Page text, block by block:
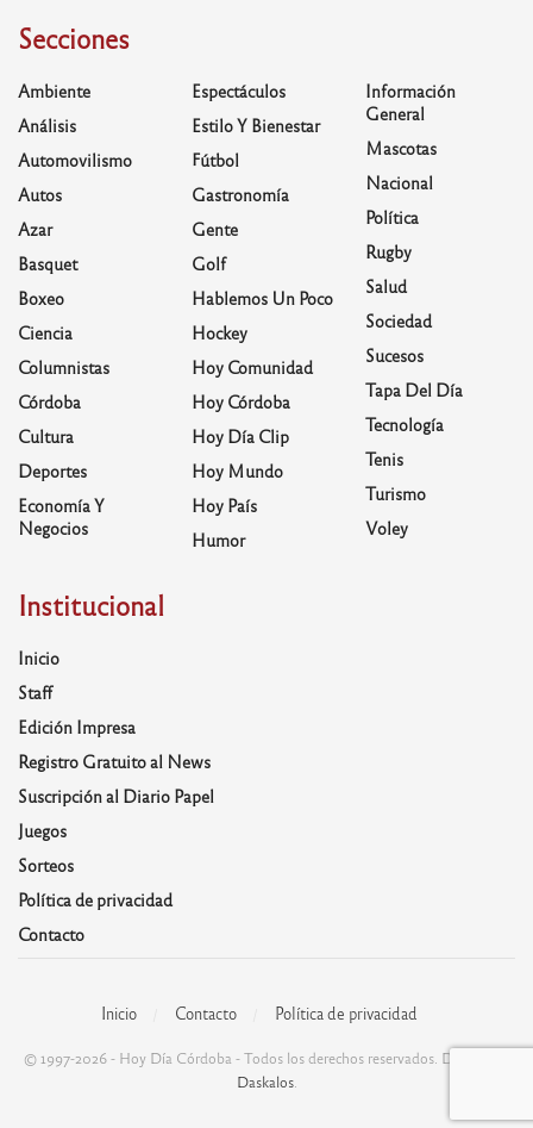
Secciones
Ambiente
Análisis
Automovilismo
Autos
Azar
Basquet
Boxeo
Ciencia
Columnistas
Córdoba
Cultura
Deportes
Economía Y
Negocios
Espectáculos
Estilo Y Bienestar
Fútbol
Gastronomía
Gente
Golf
Hablemos Un Poco
Hockey
Hoy Comunidad
Hoy Córdoba
Hoy Día Clip
Hoy Mundo
Hoy País
Humor
Información
General
Mascotas
Nacional
Política
Rugby
Salud
Sociedad
Sucesos
Tapa Del Día
Tecnología
Tenis
Turismo
Voley
Institucional
Inicio
Staff
Edición Impresa
Registro Gratuito al News
Suscripción al Diario Papel
Juegos
Sorteos
Política de privacidad
Contacto
Inicio Contacto Política de privacidad
© 1997-2026 - Hoy Día Córdoba - Todos los derechos reservados. Desarrolla:
Daskalos.